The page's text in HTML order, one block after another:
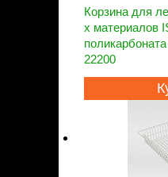
Корзина для
х материалов
22200